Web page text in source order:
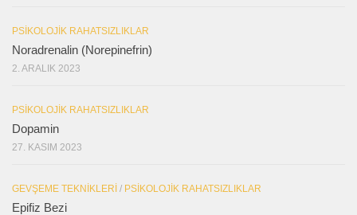
PSIKOLOJIK RAHATSIZLIKLAR
Noradrenalin (Norepinefrin)
2. ARALIK 2023
PSIKOLOJIK RAHATSIZLIKLAR
Dopamin
27. KASIM 2023
GEVŞEME TEKNIKLERI / PSIKOLOJIK RAHATSIZLIKLAR
Epifiz Bezi